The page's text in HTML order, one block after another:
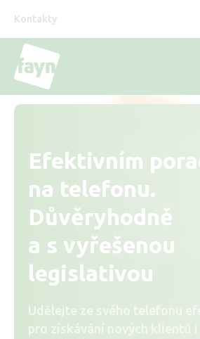
obsahu
Odkazy
hlavička
Kontakty
Efektivním
na telefonu.
Důvěryhodně
a s vyřešenou
legislativou
Udělejte ze svého telefonu
pro získávání nových klientů i